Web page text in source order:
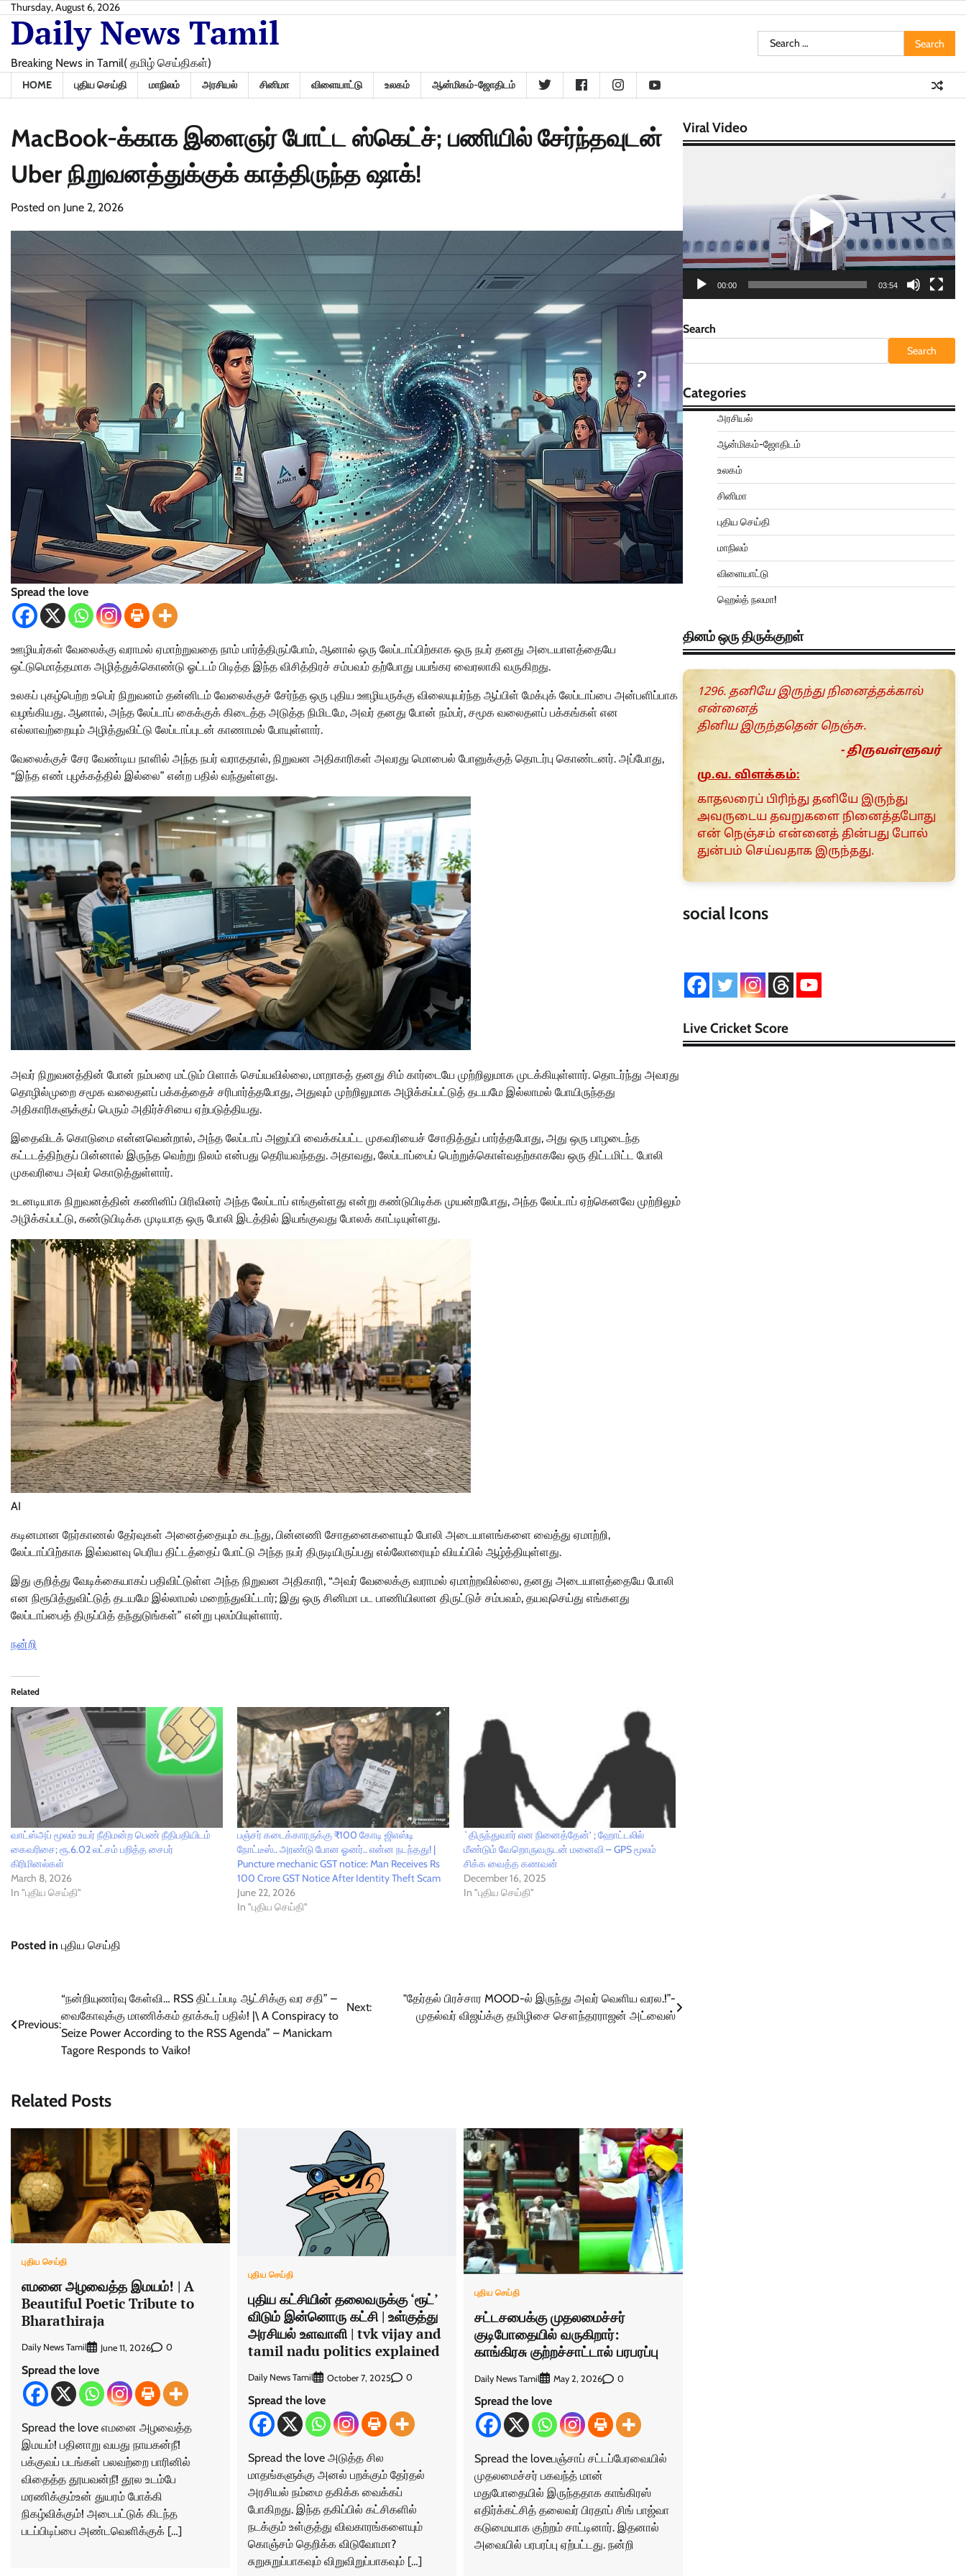
Skip
content
Thursday, August 6, 2026
Daily News Tamil
Breaking News in Tamil( தமிழ் செய்திகள்)
Search
for:
HOME புதிய செய்தி மாநிலம் அரசியல் சினிமா விளையாட்டு உலகம் ஆன்மிகம்-ஜோதிடம்
MacBook-க்காக இளைஞர் போட்ட ஸ்கெட்ச்; பணியில் சேர்ந்தவுடன்
Uber நிறுவனத்துக்குக் காத்திருந்த ஷாக்!
Posted on June 2, 2026
Spread the love
ஊழியர்கள் வேலைக்கு வராமல் ஏமாற்றுவதை நாம் பார்த்திருப்போம், ஆனால் ஒரு லேப்டாப்பிற்காக ஒரு நபர் தனது அடையாளத்தையே
ஒட்டுமொத்தமாக அழித்துக்கொண்டு ஓட்டம் பிடித்த இந்த விசித்திரச் சம்பவம் தற்போது பயங்கர வைரலாகி வருகிறது.
உலகப் புகழ்பெற்ற உபெர் நிறுவனம் தன்னிடம் வேலைக்குச் சேர்ந்த ஒரு புதிய ஊழியருக்கு விலையுயர்ந்த ஆப்பிள் மேக்புக் லேப்டாப்பை அன்பளிப்பாக
வழங்கியது. ஆனால், அந்த லேப்டாப் கைக்குக் கிடைத்த அடுத்த நிமிடமே, அவர் தனது போன் நம்பர், சமூக வலைதளப் பக்கங்கள் என
எல்லாவற்றையும் அழித்துவிட்டு லேப்டாப்புடன் காணாமல் போயுள்ளார்.
வேலைக்குச் சேர வேண்டிய நாளில் அந்த நபர் வராததால், நிறுவன அதிகாரிகள் அவரது மொபைல் போனுக்குத் தொடர்பு கொண்டனர். அப்போது,
“இந்த எண் புழக்கத்தில் இல்லை” என்ற பதில் வந்துள்ளது.
அவர் நிறுவனத்தின் போன் நம்பரை மட்டும் பிளாக் செய்யவில்லை, மாறாகத் தனது சிம் கார்டையே முற்றிலுமாக முடக்கியுள்ளார். தொடர்ந்து அவரது
தொழில்முறை சமூக வலைதளப் பக்கத்தைச் சரிபார்த்தபோது, அதுவும் முற்றிலுமாக அழிக்கப்பட்டுத் தடயமே இல்லாமல் போயிருந்தது
அதிகாரிகளுக்குப் பெரும் அதிர்ச்சியை ஏற்படுத்தியது.
இதைவிடக் கொடுமை என்னவென்றால், அந்த லேப்டாப் அனுப்பி வைக்கப்பட்ட முகவரியைச் சோதித்துப் பார்த்தபோது, அது ஒரு பாழடைந்த
கட்டடத்திற்குப் பின்னால் இருந்த வெற்று நிலம் என்பது தெரியவந்தது. அதாவது, லேப்டாப்பைப் பெற்றுக்கொள்வதற்காகவே ஒரு திட்டமிட்ட போலி
முகவரியை அவர் கொடுத்துள்ளார்.
உடனடியாக நிறுவனத்தின் கணினிப் பிரிவினர் அந்த லேப்டாப் எங்குள்ளது என்று கண்டுபிடிக்க முயன்றபோது, அந்த லேப்டாப் ஏற்கெனவே முற்றிலும்
அழிக்கப்பட்டு, கண்டுபிடிக்க முடியாத ஒரு போலி இடத்தில் இயங்குவது போலக் காட்டியுள்ளது.
AI
கடினமான நேர்காணல் தேர்வுகள் அனைத்தையும் கடந்து, பின்னணி சோதனைகளையும் போலி அடையாளங்களை வைத்து ஏமாற்றி,
லேப்டாப்பிற்காக இவ்வளவு பெரிய திட்டத்தைப் போட்டு அந்த நபர் திருடியிருப்பது எல்லோரையும் வியப்பில் ஆழ்த்தியுள்ளது.
இது குறித்து வேடிக்கையாகப் பதிவிட்டுள்ள அந்த நிறுவன அதிகாரி, “அவர் வேலைக்கு வராமல் ஏமாற்றவில்லை, தனது அடையாளத்தையே போலி
என நிரூபித்துவிட்டுத் தடயமே இல்லாமல் மறைந்துவிட்டார்; இது ஒரு சினிமா பட பாணியிலான திருட்டுச் சம்பவம், தயவுசெய்து எங்களது
லேப்டாப்பைத் திருப்பித் தந்துடுங்கள்” என்று புலம்பியுள்ளார்.
நன்றி
Related
வாட்ஸ்அப் மூலம் உயர் நீதிமன்ற பெண் நீதிபதியிடம்
கைவரிசை; ரூ.6.02 லட்சம் பறித்த சைபர்
கிரிமினல்கள்
March 8, 2026
In "புதிய செய்தி"
பஞ்சர் கடைக்காரருக்கு ₹100 கோடி ஜிஎஸ்டி
நோட்டீஸ்.. அரண்டு போன ஓனர்.. என்ன நடந்தது! |
Puncture mechanic GST notice: Man Receives Rs
100 Crore GST Notice After Identity Theft Scam
June 22, 2026
In "புதிய செய்தி"
`திருந்துவார் என நினைத்தேன்’ ; ஹோட்டலில்
மீண்டும் வேறொருவருடன் மனைவி – GPS மூலம்
சிக்க வைத்த கணவன்
December 16, 2025
In "புதிய செய்தி"
Posted in புதிய செய்தி
navigation
Previous:
“நன்றியுணர்வு கேள்வி… RSS திட்டப்படி ஆட்சிக்கு வர சதி” –
வைகோவுக்கு மாணிக்கம் தாக்கூர் பதில்! |\ A Conspiracy to
Seize Power According to the RSS Agenda” – Manickam
Tagore Responds to Vaiko!
Next:
"தேர்தல் பிரச்சார MOOD-ல் இருந்து அவர் வெளிய வரல.!”-
முதல்வர் விஜய்க்கு தமிழிசை சௌந்தரராஜன் அட்வைஸ்
Related Posts
புதிய செய்தி
எமனை அழவைத்த இமயம்! | A
Beautiful Poetic Tribute to
Bharathiraja
Daily News Tamil June 11, 2026 0
Spread the love
Spread the love எமனை அழவைத்த
இமயம்! பதினாறு வயது நாயகன்நீ!
பக்குவப் படங்கள் பலவற்றை பாரினில்
விதைத்த தூயவன்நீ! தூல உடம்பே
மரணிக்கும்உன் துயரம் போக்கி
நிகழ்விக்கும்! அடைபட்டுக் கிடந்த
படப்பிடிப்பை அண்டவெளிக்குக் […]
புதிய செய்தி
புதிய கட்சியின் தலைவருக்கு ‘ரூட்’
விடும் இன்னொரு கட்சி | உள்குத்து
அரசியல் உளவாளி | tvk vijay and
tamil nadu politics explained
Daily News Tamil October 7, 2025 0
Spread the love
Spread the love அடுத்த சில
மாதங்களுக்கு அனல் பறக்கும் தேர்தல்
அரசியல் நம்மை தகிக்க வைக்கப்
போகிறது. இந்த தகிப்பில் கட்சிகளில்
நடக்கும் உள்குத்து விவகாரங்களையும்
கொஞ்சம் தெறிக்க விடுவோமா?
சுறுசுறுப்பாகவும் விறுவிறுப்பாகவும் […]
புதிய செய்தி
சட்டசபைக்கு முதலமைச்சர்
குடிபோதையில் வருகிறார்:
காங்கிரசு குற்றச்சாட்டால் பரபரப்பு
Daily News Tamil May 2, 2026 0
Spread the love
Spread the loveபஞ்சாப் சட்டப்பேரவையில்
முதலமைச்சர் பகவந்த் மான்
மதுபோதையில் இருந்ததாக காங்கிரஸ்
எதிர்க்கட்சித் தலைவர் பிரதாப் சிங் பாஜ்வா
கடுமையாக குற்றம் சாட்டினார். இதனால்
அவையில் பரபரப்பு ஏற்பட்டது. நன்றி
Viral Video
00:00 03:54
Search
Search
Categories
அரசியல்
ஆன்மிகம்-ஜோதிடம்
உலகம்
சினிமா
புதிய செய்தி
மாநிலம்
விளையாட்டு
ஹெல்த் நலமா!
தினம் ஒரு திருக்குறள்
1296. தனியே இருந்து நினைத்தக்கால்
என்னைத்
தினிய இருந்ததென் நெஞ்சு.
- திருவள்ளுவர்
மு.வ. விளக்கம்:
காதலரைப் பிரிந்து தனியே இருந்து
அவருடைய தவறுகளை நினைத்தபோது
என் நெஞ்சம் என்னைத் தின்பது போல்
துன்பம் செய்வதாக இருந்தது.
social Icons
Live Cricket Score